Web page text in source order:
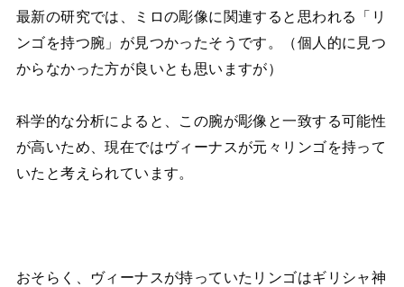
最新の研究では、ミロの彫像に関連すると思われる「リ
ンゴを持つ腕」が見つかったそうです。（個人的に見つ
からなかった方が良いとも思いますが）
科学的な分析によると、この腕が彫像と一致する可能性
が高いため、現在ではヴィーナスが元々リンゴを持って
いたと考えられています。
おそらく、ヴィーナスが持っていたリンゴはギリシャ神